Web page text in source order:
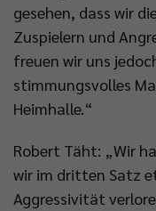
gesehen, dass wir
Zuspielern und
freuen wir uns
stimmungsvolles
Heimhalle.“
Robert Täht: „Wir
wir im dritten Satz
Aggressivität